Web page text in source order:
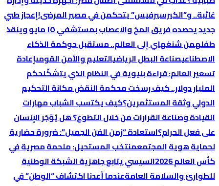
غائبة.. و”الكيرسيرفيس” يتحكمن في مصير المرضى!إعجاز طبي
جديد يحصده فريق المخ والاعصاب بمستشفي ١٥ مايو وينقذ
طفلهمن شنغهاي إلى العالم.. مستقبل حوكمة الذكاء
الاصطناعيصناعة البطل الرياضيالتعليم والأمن القومىإعادة
تسعير العالم: قراءة بنيوية في النظام الذي يتشكّلحكم
المليار دولار.. كيف رسخت محكمة النقض مكانة التحكيم
الدولي وثقة المستثمرين؟كيف يكتسب الشباب مهارات
القيادة وصناعة القرارات من خلال التطوع؟هل يُؤجَر الإنسان
على فعل الحرام؟استعادة “زمن الفن الجميل”: ضرورة حضارية
لحماية هوية المجتمعمنتخب المستحيل: ملحمة مصرية في
كأس العالم 2026
السيسي يتابع جاهزية الشبكة الوطنية
للطوارئ والسلامة العامةعندما أعدنا اكتشاف “الوطن” في